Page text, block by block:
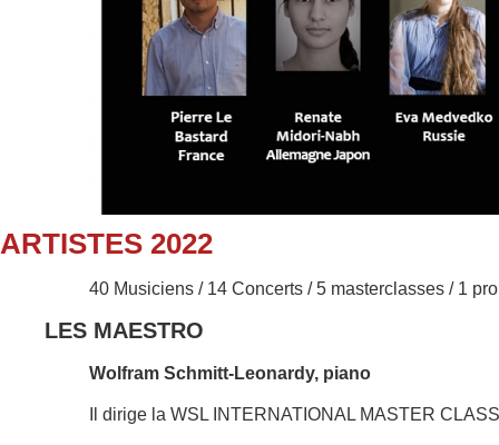
ARTISTES 2022
40 Musiciens / 14 Concerts / 5 masterclasses / 1
LES MAESTRO
Wolfram Schmitt-Leonardy, piano
Il dirige la WSL INTERNATIONAL MASTER